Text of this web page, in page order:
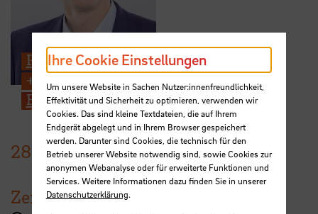
Prof. Dr. Albert Baars
+49 421 5905 2749
E-Mail
28. Juni2022
Zeit
Ihre Cookie Einstellungen
Um unsere Website in Sachen Nutzer:innenfreundlichkeit,
Effektivität und Sicherheit zu optimieren, verwenden wir
Cookies. Das sind kleine Textdateien, die auf Ihrem
Endgerät abgelegt und in Ihrem Browser gespeichert
werden. Darunter sind Cookies, die technisch für den
Betrieb unserer Website notwendig sind, sowie Cookies zur
anonymen Webanalyse oder für erweiterte Funktionen und
Services. Weitere Informationen dazu finden Sie in unserer
Datenschutzerklärung.